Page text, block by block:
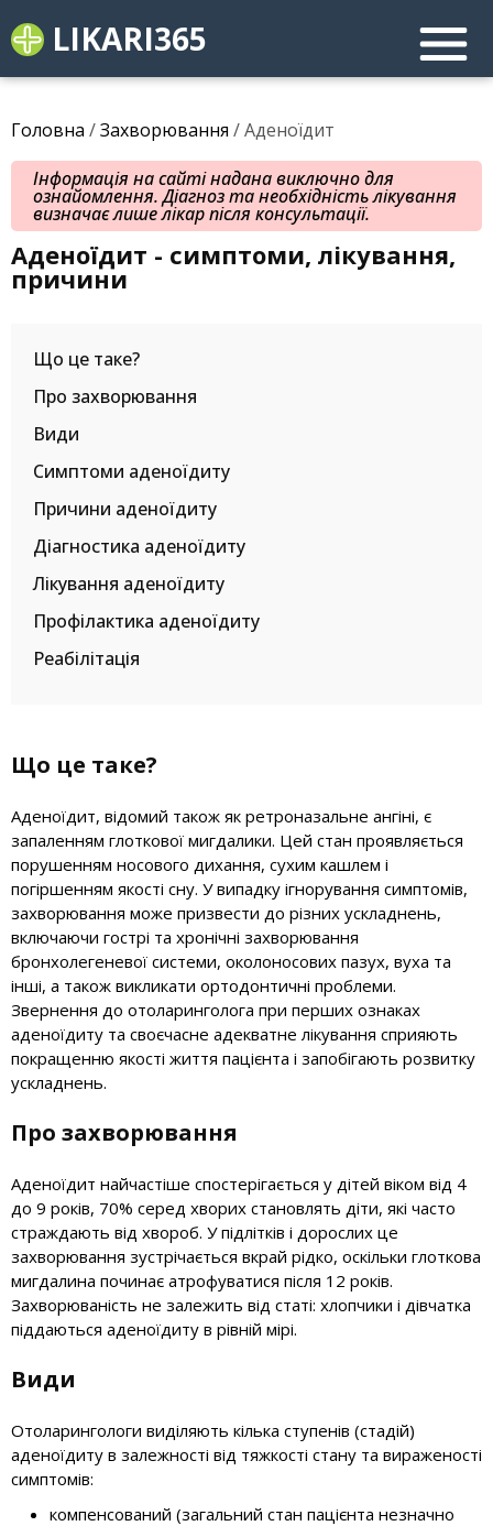
LIKARI365
Головна /Захворювання / Аденоїдит
Інформація на сайті надана виключно для
ознайомлення. Діагноз та необхідність лікування
визначає лише лікар після консультації.
Аденоїдит - симптоми, лікування,
причини
Що це таке?
Про захворювання
Види
Симптоми аденоїдиту
Причини аденоїдиту
Діагностика аденоїдиту
Лікування аденоїдиту
Профілактика аденоїдиту
Реабілітація
Що це таке?
Аденоїдит, відомий також як ретроназальне ангіні, є
запаленням глоткової мигдалики. Цей стан проявляється
порушенням носового дихання, сухим кашлем і
погіршенням якості сну. У випадку ігнорування симптомів,
захворювання може призвести до різних ускладнень,
включаючи гострі та хронічні захворювання
бронхолегеневої системи, околоносових пазух, вуха та
інші, а також викликати ортодонтичні проблеми.
Звернення до отоларинголога при перших ознаках
аденоїдиту та своєчасне адекватне лікування сприяють
покращенню якості життя пацієнта і запобігають розвитку
ускладнень.
Про захворювання
Аденоїдит найчастіше спостерігається у дітей віком від 4
до 9 років, 70% серед хворих становлять діти, які часто
страждають від хвороб. У підлітків і дорослих це
захворювання зустрічається вкрай рідко, оскільки глоткова
мигдалина починає атрофуватися після 12 років.
Захворюваність не залежить від статі: хлопчики і дівчатка
піддаються аденоїдиту в рівній мірі.
Види
Отоларингологи виділяють кілька ступенів (стадій)
аденоїдиту в залежності від тяжкості стану та вираженості
симптомів:
компенсований (загальний стан пацієнта незначно